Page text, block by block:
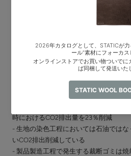
SUSTAINABILITY
時におけるCO2排出量を23％削減
- 生地の染色工程においては石油では
いCO2排出削減している
- 製品製造工程で発生する裁断ゴミは